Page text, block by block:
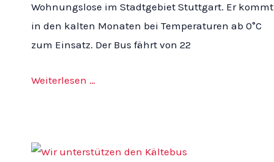
Wohnungslose im Stadtgebiet Stuttgart. Er kommt
in den kalten Monaten bei Temperaturen ab 0°C
zum Einsatz. Der Bus fährt von 22
Weiterlesen …